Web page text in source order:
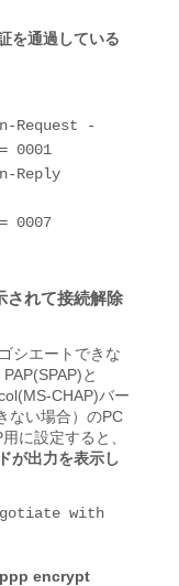
を通過している
Request -
Reply
されて接続解除
シエートできな
と
CHAP)バー
ない場合）のPC
に設定すると、
出力を表示し
with
encrypt